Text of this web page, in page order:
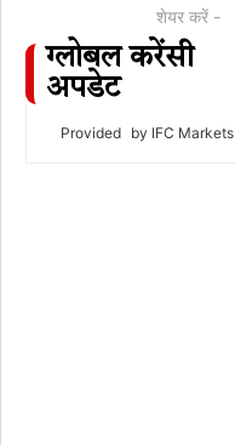
शेयर करें -
ग्लोबल करेंसी
अपडेट
Provided by IFC Markets